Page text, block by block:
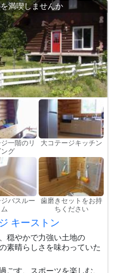
満喫しませんか
一階のリ
ング
大コテージキッチン
バスルー
ム
歯磨きセットをお持
ちください
キーストン
穏やかで力強い土地の
素晴らしさを味わっていた
ごす、スポーツを楽しむ、